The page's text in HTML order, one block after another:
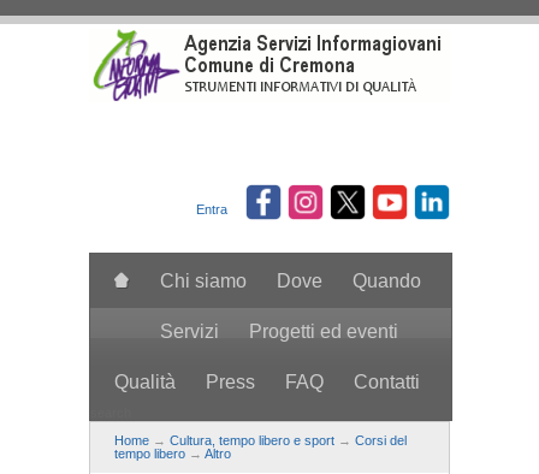
Entra
Chi siamo Dove Quando
Servizi Progetti ed eventi
Qualità Press FAQ Contatti
Home → Cultura, tempo libero e sport → Corsi del
tempo libero → Altro